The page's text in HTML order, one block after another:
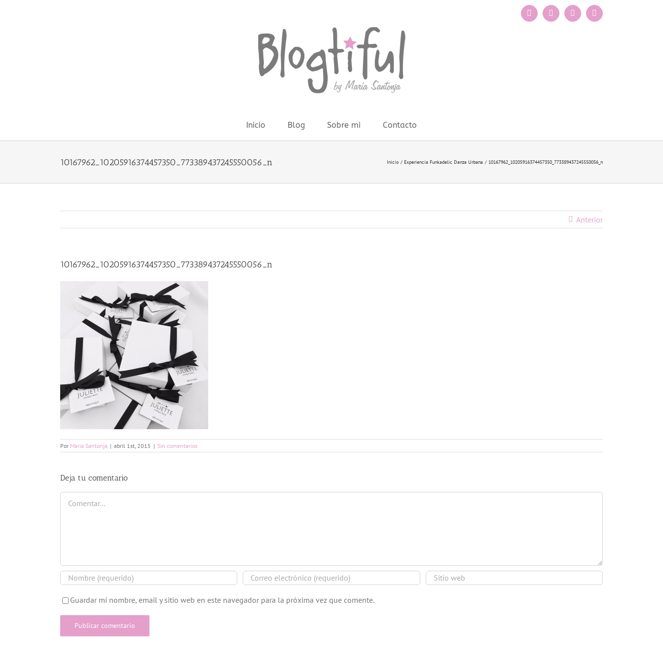
FacebookInstagram
X Pinterest
Inicio Blog Sobre mi Contacto
10167962_10205916374457350_773389437245550056_n Inicio Experiencia Funkadelic Danza Urbana 10167962_10205916374457350_773389437245550056_n
Anterior
10167962_10205916374457350_773389437245550056_n
Por Maria Santonja | abril 1st, 2015 | Sin comentarios
Deja tu comentario
Comentar
Guardar mi nombre, email y sitio web en este navegador para la próxima vez que comente.